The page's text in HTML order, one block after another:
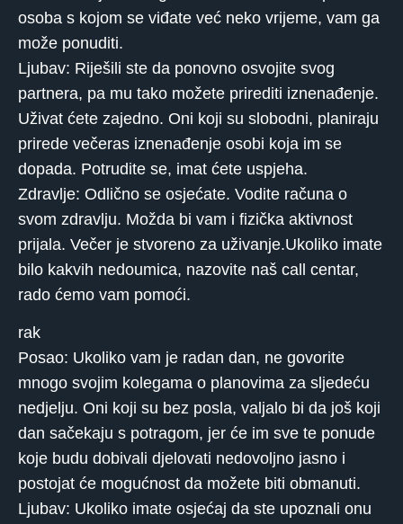
osoba s kojom se viđate već neko vrijeme, vam ga
može ponuditi.
Ljubav: Riješili ste da ponovno osvojite svog
partnera, pa mu tako možete prirediti iznenađenje.
Uživat ćete zajedno. Oni koji su slobodni, planiraju
prirede večeras iznenađenje osobi koja im se
dopada. Potrudite se, imat ćete uspjeha.
Zdravlje: Odlično se osjećate. Vodite računa o
svom zdravlju. Možda bi vam i fizička aktivnost
prijala. Večer je stvoreno za uživanje.Ukoliko imate
bilo kakvih nedoumica, nazovite naš call centar,
rado ćemo vam pomoći.
rak
Posao: Ukoliko vam je radan dan, ne govorite
mnogo svojim kolegama o planovima za sljedeću
nedjelju. Oni koji su bez posla, valjalo bi da još koji
dan sačekaju s potragom, jer će im sve te ponude
koje budu dobivali djelovati nedovoljno jasno i
postojat će mogućnost da možete biti obmanuti.
Ljubav: Ukoliko imate osjećaj da ste upoznali onu